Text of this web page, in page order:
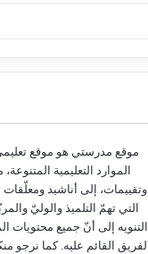
موقع مدرستي هو موقع
الموارد التعليمية
وتقييمات، إلى أناشيد ومعلّقات
التي تهمّ التلميذ والوليّ
التنويه إلى أنّ جميع
الفريق القائم عليه. كما نرجو